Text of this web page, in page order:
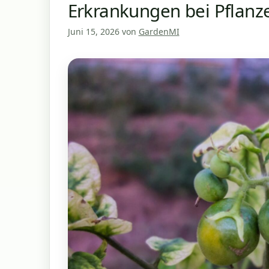
Erkrankungen bei
Juni 15, 2026 von GardenMI